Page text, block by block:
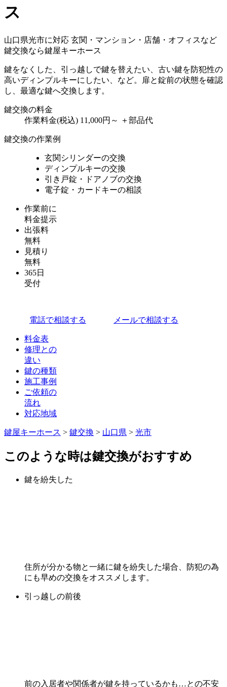
ス
山口県光市に対応 玄関・マンション・店舗・オフィスなど
鍵交換なら鍵屋キーホース
鍵をなくした、引っ越しで鍵を替えたい、古い鍵を防犯性の
高いディンプルキーにしたい、など。扉と錠前の状態を確認
し、最適な鍵へ交換します。
鍵交換の料金
作業料金(税込) 11,000円～ ＋部品代
鍵交換の作業例
玄関シリンダーの交換
ディンプルキーの交換
引き戸錠・ドアノブの交換
電子錠・カードキーの相談
作業前に
料金提示
出張料
無料
見積り
無料
365日
受付
電話で相談する メールで相談する
料金表
修理との
違い
鍵の種類
施工事例
ご依頼の
流れ
対応地域
鍵屋キーホース > 鍵交換 > 山口県 > 光市
このような時は鍵交換がおすすめ
鍵を紛失した
住所が分かる物と一緒に鍵を紛失した場合、防犯の為
にも早めの交換をオススメします。
引っ越しの前後
前の入居者や関係者が鍵を持っているかも…との不安